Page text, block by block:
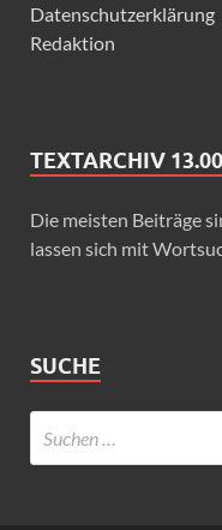
Datenschutzerklärung
Redaktion
TEXTARCHIV
Die meisten Beiträge
lassen sich mit
SUCHE